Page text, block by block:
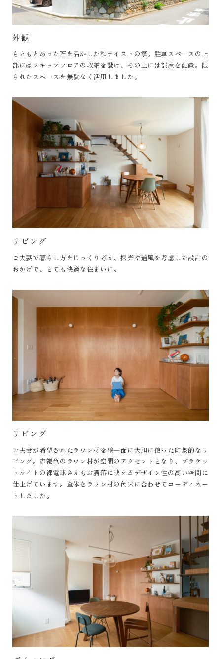
外観
もともとあった石を活かした和テイストの家。駐車スペースの上
部にはスキップフロアの収納を設け、その上には部屋を配置。限
られたスペースを無駄なく活用しました。
リビング
ご夫妻で暮らし方をじっくり考え、採光や通風を考慮した設計の
おかげで、とても快適な住まいに。
リビング
ご夫妻が希望されたラワン材を壁一面に大胆に使った印象的なリ
ビング。赤褐色のラワン材が空間のアクセントとなり、ブラケッ
トライトの裸電球さえもお洒落に映えるデザイン性の高い空間に
仕上げています。全体をラワン材の色味に合わせてコーディネー
トしました。